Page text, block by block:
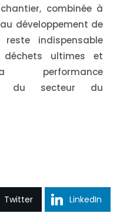
combinée à
développement de
indispensable
ultimes et
performance
du secteur du
Twitter LinkedIn